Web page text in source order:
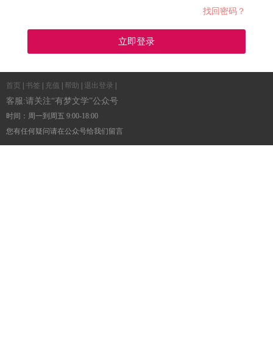
找回密码？
立即登录
首页 书签 充值 帮助 退出登录
客服:请关注“有梦文学”公众号
时间：周一到周五 9:00-18:00
您有任何疑问请在公众号给我们留言